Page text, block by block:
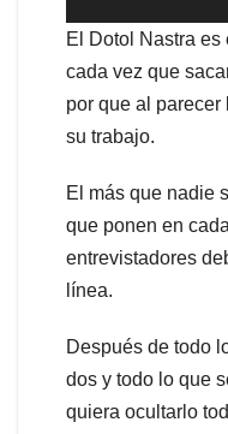
El Dotol Nastra
cada vez que
por que al
su trabajo.
El más que nadie
que ponen en
entrevistadores
línea.
Después de todo
dos y todo lo que
quiera ocultarlo